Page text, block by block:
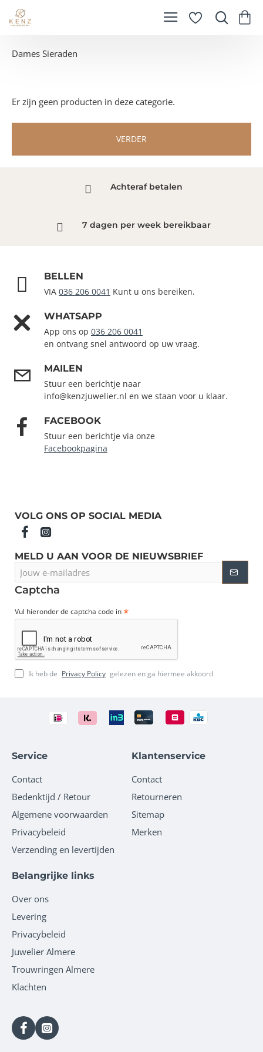
Dames Sieraden
Er zijn geen producten in deze categorie.
VERDER
Achteraf betalen
7 dagen per week bereikbaar
BELLEN
VIA 036 206 0041 Kunt u ons bereiken.
WHATSAPP
App ons op 036 206 0041
en ontvang snel antwoord op uw vraag.
MAILEN
Stuur een berichtje naar
info@kenzjuwelier.nl en we staan voor u klaar.
FACEBOOK
Stuur een berichtje via onze
Facebookpagina
VOLG ONS OP SOCIAL MEDIA
MELD U AAN VOOR DE NIEUWSBRIEF
e-
mailadres
Captcha
Vul hieronder de captcha code in
Ik heb de Privacy Policy gelezen en ga hiermee akkoord
Service
Contact
Bedenktijd / Retour
Algemene voorwaarden
Privacybeleid
Verzending en levertijden
Klantenservice
Contact
Retourneren
Sitemap
Merken
Belangrijke links
Over ons
Levering
Privacybeleid
Juwelier Almere
Trouwringen Almere
Klachten